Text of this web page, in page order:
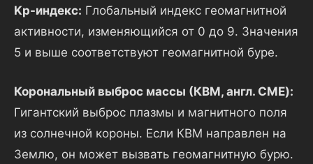
Kp-индекс: Глобальный индекс геомагнитной
активности, изменяющийся от 0 до 9. Значения
5 и выше соответствуют геомагнитной буре.
Корональный выброс массы (КВМ, англ. CME):
Гигантский выброс плазмы и магнитного поля
из солнечной короны. Если КВМ направлен на
Землю, он может вызвать геомагнитную бурю.